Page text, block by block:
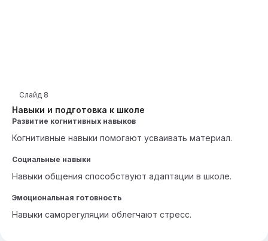
Навыки и подготовка к школе
Слайд 8
Развитие когнитивных навыков
Когнитивные навыки помогают усваивать материал.
Социальные навыки
Навыки общения способствуют адаптации в школе.
Эмоциональная готовность
Навыки саморегуляции облегчают стресс.